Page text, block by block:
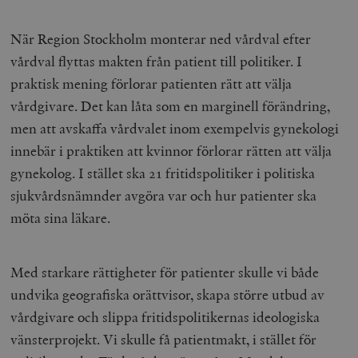
När Region Stockholm monterar ned vårdval efter
vårdval flyttas makten från patient till politiker. I
praktisk mening förlorar patienten rätt att välja
vårdgivare. Det kan låta som en marginell förändring,
men att avskaffa vårdvalet inom exempelvis gynekologi
innebär i praktiken att kvinnor förlorar rätten att välja
gynekolog. I stället ska 21 fritidspolitiker i politiska
sjukvårdsnämnder avgöra var och hur patienter ska
möta sina läkare.
Med starkare rättigheter för patienter skulle vi både
undvika geografiska orättvisor, skapa större utbud av
vårdgivare och slippa fritidspolitikernas ideologiska
vänsterprojekt. Vi skulle få patientmakt, i stället för
woocommerce_items_in_cart
Automattic
timbro.se
{32}
__cf_bm
Cloudflare
Inc.
.myfonts.net